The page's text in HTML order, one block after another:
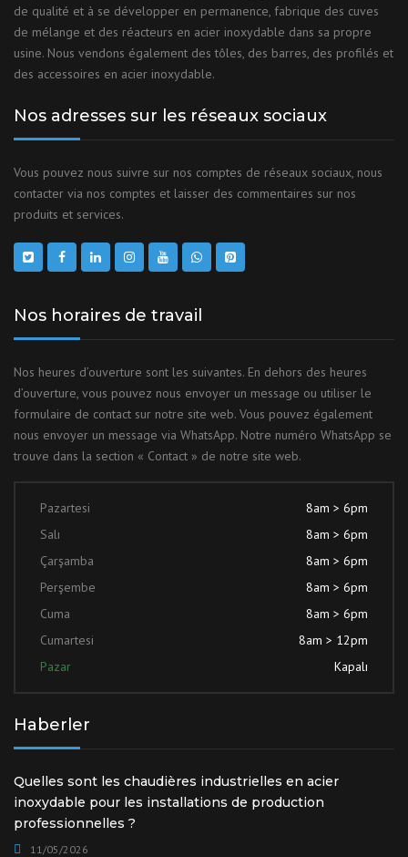
de qualité et à se développer en permanence, fabrique des cuves
de mélange et des réacteurs en acier inoxydable dans sa propre
usine. Nous vendons également des tôles, des barres, des profilés et
des accessoires en acier inoxydable.
Nos adresses sur les réseaux sociaux
Vous pouvez nous suivre sur nos comptes de réseaux sociaux, nous
contacter via nos comptes et laisser des commentaires sur nos
produits et services.
Nos horaires de travail
Nos heures d’ouverture sont les suivantes. En dehors des heures
d’ouverture, vous pouvez nous envoyer un message ou utiliser le
formulaire de contact sur notre site web. Vous pouvez également
nous envoyer un message via WhatsApp. Notre numéro WhatsApp se
trouve dans la section « Contact » de notre site web.
Pazartesi
8am > 6pm
Salı
8am > 6pm
Çarşamba
8am > 6pm
Perşembe
8am > 6pm
Cuma
8am > 6pm
Cumartesi
8am > 12pm
Pazar
Kapalı
Haberler
Quelles sont les chaudières industrielles en acier
inoxydable pour les installations de production
professionnelles ?
11/05/2026